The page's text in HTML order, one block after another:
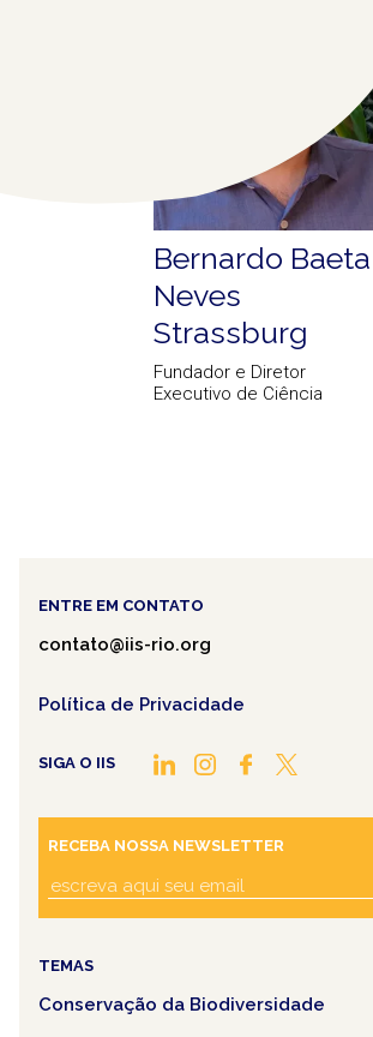
Bernardo Baeta
Neves
Strassburg
Fundador e Diretor
Executivo de Ciência
ENTRE EM CONTATO
contato@iis-rio.org
Política de Privacidade
SIGA O IIS
RECEBA NOSSA NEWSLETTER
TEMAS
Conservação da Biodiversidade